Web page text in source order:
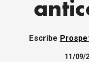
Escribe
11/09/